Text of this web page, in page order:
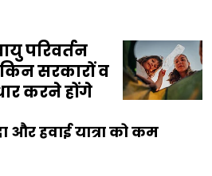
परिवर्तन
सरकारों व
करने होंगे
और हवाई यात्रा को कम